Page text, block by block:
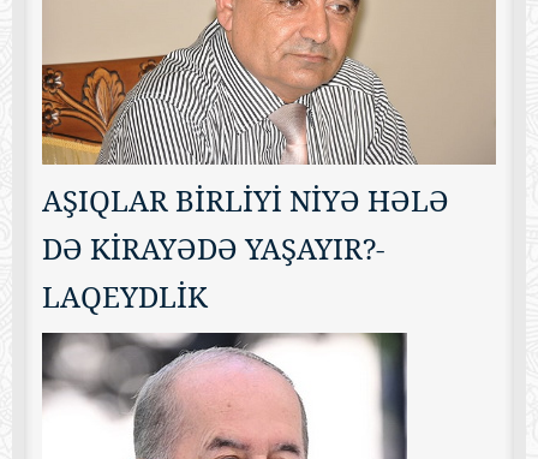
AŞIQLAR BİRLİYİ NİYƏ HƏLƏ
DƏ KİRAYƏDƏ YAŞAYIR?-
LAQEYDLİK